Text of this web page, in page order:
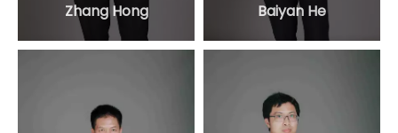
Zhang Hong
Baiyan He